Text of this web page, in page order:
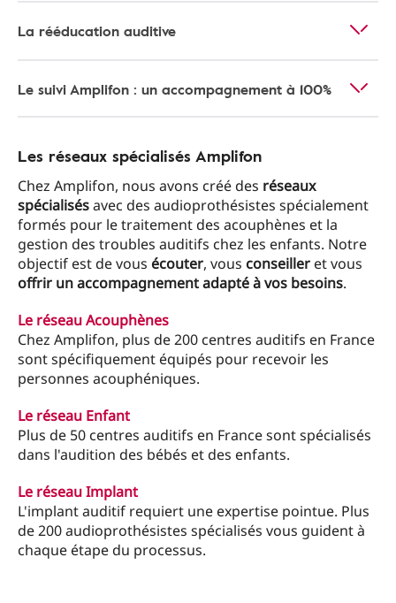
La rééducation auditive
Le suivi Amplifon : un accompagnement à 100%
Les réseaux spécialisés Amplifon
Chez Amplifon, nous avons créé des réseaux
spécialisésavec des audioprothésistes spécialement
formés pour le traitement des acouphènes et la
gestion des troubles auditifs chez les enfants. Notre
objectif est de vous écouter, vous conseiller et vous
offrir un accompagnement adapté à vos besoins.
Le réseau Acouphènes
Chez Amplifon, plus de 200 centres auditifs en France
sont spécifiquement équipés pour recevoir les
personnes acouphéniques.
Le réseau Enfant
Plus de 50 centres auditifs en France sont spécialisés
dans l'audition des bébés et des enfants.
Le réseau Implant
L'implant auditif requiert une expertise pointue. Plus
de 200 audioprothésistes spécialisés vous guident à
chaque étape du processus.